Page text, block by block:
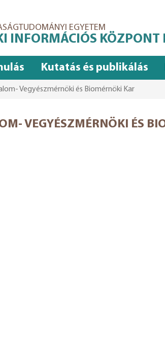
EGYETEM
INFORMÁCIÓS KÖZPONT
Kutatás és publikálás
Vegyészmérnöki és Biomérnöki Kar
VEGYÉSZMÉRNÖKI ÉS